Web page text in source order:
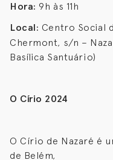
Hora: 9h às 11h
Local: Centro Social
Chermont, s/n –
Basílica Santuário)
O Círio 2024
O Círio de Nazaré é
de Belém,